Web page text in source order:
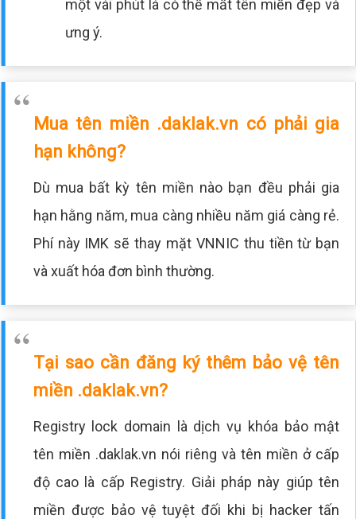
một vài phút là có thể mất tên miền đẹp và
ưng ý.
Mua tên miền .daklak.vn có phải gia
hạn không?
Dù mua bất kỳ tên miền nào bạn đều phải gia
hạn hằng năm, mua càng nhiều năm giá càng rẻ.
Phí này IMK sẽ thay mặt VNNIC thu tiền từ bạn
và xuất hóa đơn bình thường.
Tại sao cần đăng ký thêm bảo vệ tên
miền .daklak.vn?
Registry lock domain là dịch vụ khóa bảo mật
tên miền .daklak.vn nói riêng và tên miền ở cấp
độ cao là cấp Registry. Giải pháp này giúp tên
miền được bảo vệ tuyệt đối khi bị hacker tấn